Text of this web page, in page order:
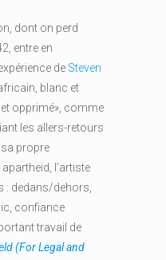
dont on perd
entre en
de Steven
blanc et
opprimé», comme
les allers-retours
propre
l’artiste
: dedans/dehors,
confiance
travail de
(For Legal and